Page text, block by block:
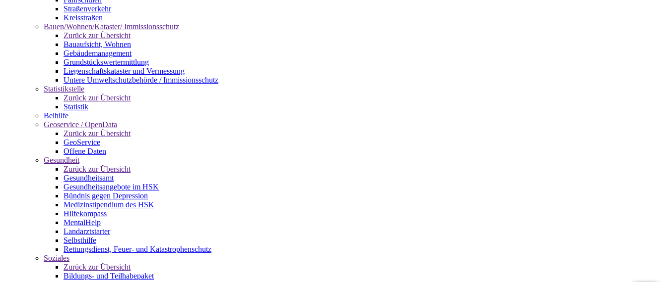
Straßenverkehr
Kreisstraßen
Bauen/Wohnen/Kataster/ Immissionsschutz
Zurück zur Übersicht
Bauaufsicht, Wohnen
Gebäudemanagement
Grundstückswertermittlung
Liegenschaftskataster und Vermessung
Untere Umweltschutzbehörde / Immissionsschutz
Statistikstelle
Zurück zur Übersicht
Statistik
Beihilfe
Geoservice / OpenData
Zurück zur Übersicht
GeoService
Offene Daten
Gesundheit
Zurück zur Übersicht
Gesundheitsamt
Gesundheitsangebote im HSK
Bündnis gegen Depression
Medizinstipendium des HSK
Hilfekompass
MentalHelp
Landarztstarter
Selbsthilfe
Rettungsdienst, Feuer- und Katastrophenschutz
Soziales
Zurück zur Übersicht
Bildungs- und Teilhabepaket